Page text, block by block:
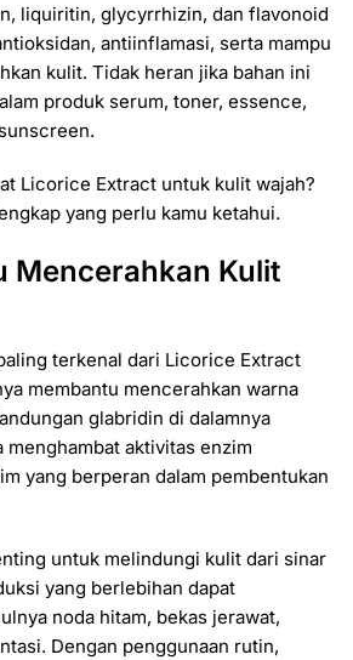
liquiritin, glycyrrhizin, dan flavonoid
antiinflamasi, serta mampu
kulit. Tidak heran jika bahan ini
produk serum, toner, essence,
Licorice Extract untuk kulit wajah?
yang perlu kamu ketahui.
Mencerahkan Kulit
terkenal dari Licorice Extract
membantu mencerahkan warna
glabridin di dalamnya
menghambat aktivitas enzim
yang berperan dalam pembentukan
untuk melindungi kulit dari sinar
yang berlebihan dapat
noda hitam, bekas jerawat,
Dengan penggunaan rutin,